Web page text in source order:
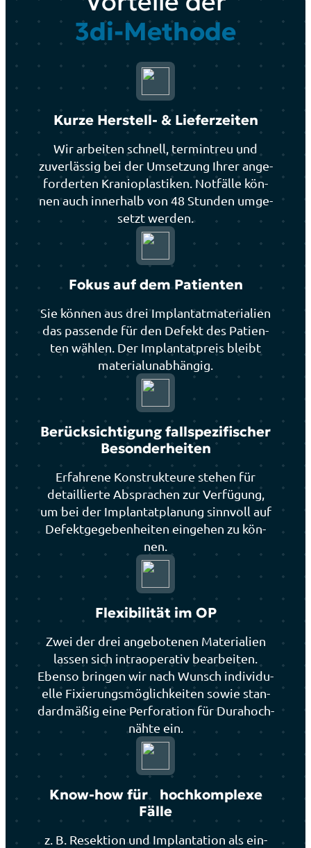
3di-Metho­de
Kur­ze Her­stell- & Lie­fer­zei­ten
Wir arbei­ten schnell, ter­min­treu und
zuver­läs­sig bei der Umset­zung Ihrer ange­
for­der­ten Kra­nio­plas­ti­ken. Not­fäl­le kön­
nen auch inner­halb von 48 Stun­den umge­
setzt wer­den.
Fokus auf dem Pati­en­ten
Sie kön­nen aus drei Implan­tat­ma­te­ria­li­en
das pas­sen­de für den Defekt des Pati­en­
ten wäh­len. Der Implan­tat­preis bleibt
mate­ri­al­un­ab­hän­gig.
Berück­sich­ti­gung fall­spe­zi­fi­scher
Beson­der­hei­ten
Erfah­re­ne Kon­struk­teu­re ste­hen für
detail­lier­te Abspra­chen zur Ver­fü­gung,
um bei der Implan­tat­pla­nung sinn­voll auf
Defekt­ge­ge­ben­hei­ten ein­ge­hen zu kön­
nen.
Fle­xi­bi­li­tät im OP
Zwei der drei ange­bo­te­nen Mate­ria­li­en
las­sen sich intra­ope­ra­tiv bear­bei­ten.
Eben­so brin­gen wir nach Wunsch indi­vi­du­
el­le Fixie­rungs­mög­lich­kei­ten sowie stan­
dard­mä­ßig eine Per­fo­ra­ti­on für Dura­hoch­
n­äh­te ein.
Know-how für hoch­kom­ple­xe
Fäl­le
z. B. Resek­ti­on und Implan­ta­ti­on als ein­